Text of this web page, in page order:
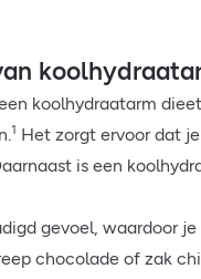
koolhydraatarm
1 Het zorgt ervoor dat
is een
gevoel, waardoor
chocolade of zak